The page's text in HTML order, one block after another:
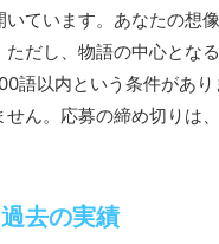
ています。あなたの想
だし、物語の中心とな
語以内という条件があり
ん。応募の締め切りは
去の実績